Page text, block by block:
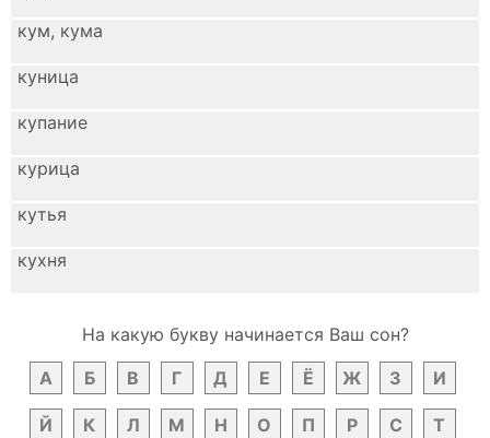
кум, кума
куница
купание
курица
кутья
кухня
На какую букву начинается Ваш сон?
А
Б В Г Д Е Ё Ж З И
Й К Л М Н О П Р С Т